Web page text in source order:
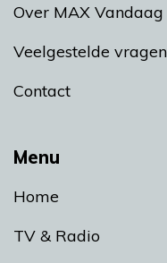
Menu
Home
TV & Radio
Over MAX Vandaag
Veelgestelde vragen
Contact